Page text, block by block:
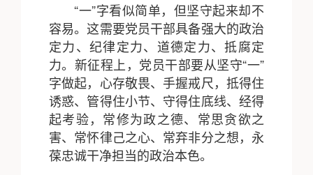
“一”字看似简单，但坚守起来却不
容易。这需要党员干部具备强大的政治
定力、纪律定力、道德定力、抵腐定
力。新征程上，党员干部要从坚守“一”
字做起，心存敬畏、手握戒尺，抵得住
诱惑、管得住小节、守得住底线、经得
起考验，常修为政之德、常思贪欲之
害、常怀律己之心、常弃非分之想，永
葆忠诚干净担当的政治本色。